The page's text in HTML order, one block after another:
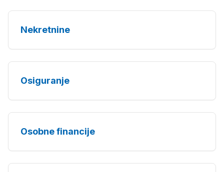
Nekretnine
Osiguranje
Osobne financije